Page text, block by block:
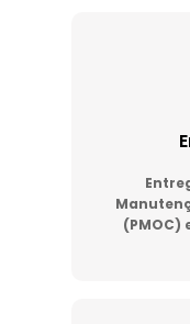
(PMOC)